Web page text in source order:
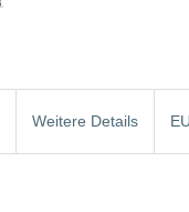
Weitere Details